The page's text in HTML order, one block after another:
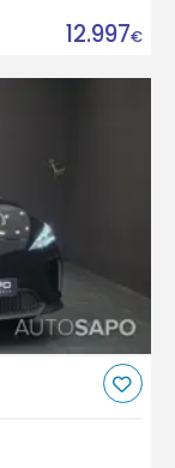
12.997€